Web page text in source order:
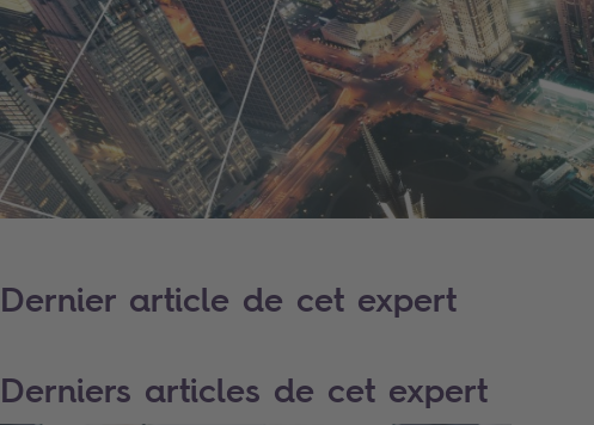
Dernier article de cet expert
Derniers articles de cet expert